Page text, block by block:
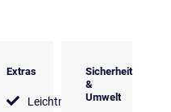
Extras
Leichtmetallfelgen
Sicherheit
&
Umwelt